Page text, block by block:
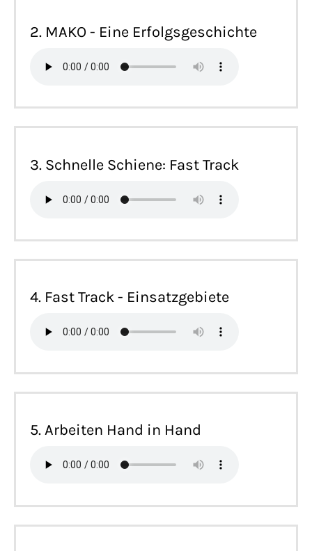
2. MAKO - Eine Erfolgsgeschichte
3. Schnelle Schiene: Fast Track
4. Fast Track - Einsatzgebiete
5. Arbeiten Hand in Hand